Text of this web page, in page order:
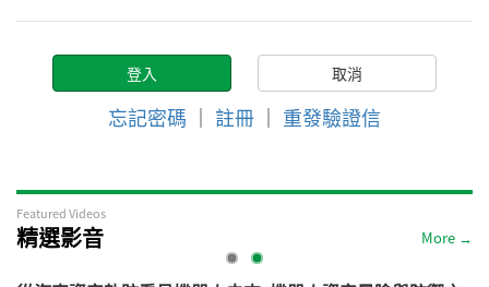
忘記密碼 ｜ 註冊 ｜ 重發驗證信
Featured Videos
精選影音 More →